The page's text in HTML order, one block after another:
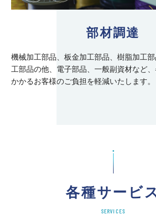
部材調達
機械加工部品、板金加工部品、樹脂加工
工部品の他、電子部品、一般副資材など
かかるお客様のご負担を軽減いたします。
各種サービ
SERVICES